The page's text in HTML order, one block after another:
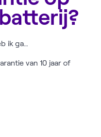
Heb ik garantie op de Plug-In batterij?
van 10 jaar of